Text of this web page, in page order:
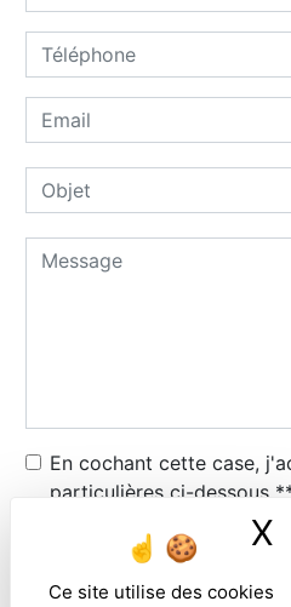
Ce site utilise des cookies
X
En cochant cette case,
particulières ci-dessous